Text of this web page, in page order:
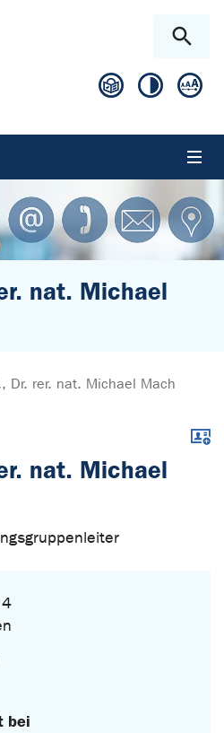
nat. Michael
Dr. rer. nat. Michael Mach
nat. Michael
bei